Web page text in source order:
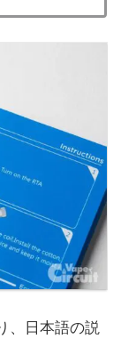
、日本語の説